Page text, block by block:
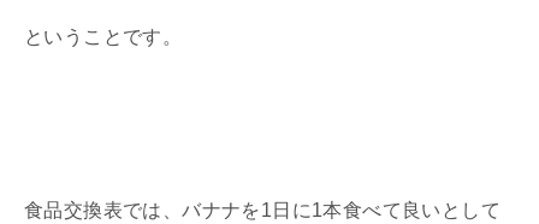
ということです。
食品交換表では、バナナを1日に1本食べて良いとして